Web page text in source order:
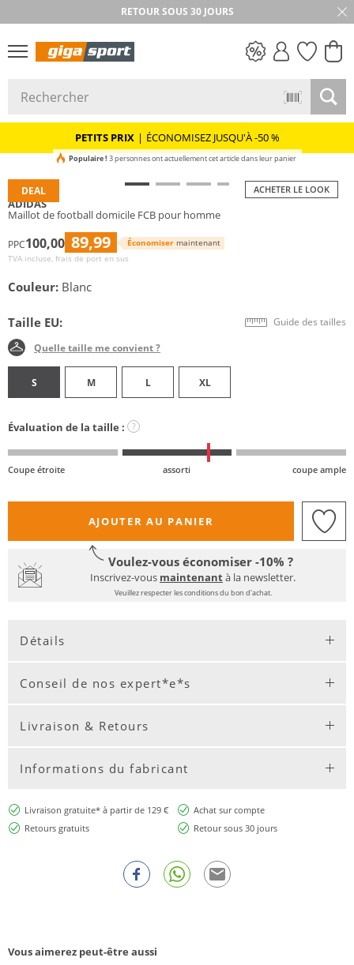
RETOUR SOUS 30 JOURS
PETITS PRIX | ÉCONOMISEZ JUSQU'À -50 %
ACHETER LE LOOK
DEAL
Populaire ! 3 personnes ont actuellement cet article dans leur panier
ADIDAS
Maillot de football domicile FCB pour homme
PPC100,00 89,99 Économiser maintenant
TVA incluse, frais de port en sus
Couleur: Blanc
Taille EU: Guide des tailles
Quelle taille me convient ?
S M L XL
Évaluation de la taille : ?
Coupe étroite assorti coupe ample
AJOUTER AU PANIER
Voulez-vous économiser -10% ?
Inscrivez-vous maintenantà la newsletter.
Veuillez respecter les conditions du bon d'achat.
Détails
Conseil de nos expert*e*s
Livraison & Retours
Informations du fabricant
Livraison gratuite* à partir de 129 €
Achat sur compte
Retours gratuits
Retour sous 30 jours
Vous aimerez peut-être aussi